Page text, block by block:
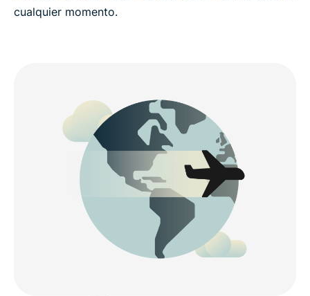
cualquier momento.